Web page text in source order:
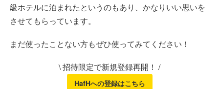
級ホテルに泊まれたというのもあり、かなりいい思いを
させてもらっています。
まだ使ったことない方もぜひ使ってみてください！
\ 招待限定で新規登録再開！ /
HafHへの登録はこちら